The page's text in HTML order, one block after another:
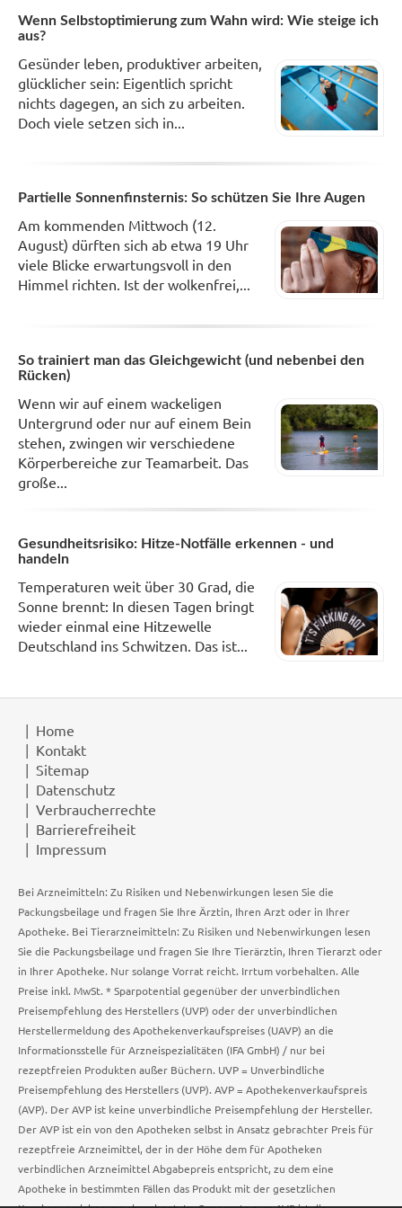
Wenn Selbstoptimierung zum Wahn wird: Wie steige ich
aus?
Gesünder leben, produktiver arbeiten,
glücklicher sein: Eigentlich spricht
nichts dagegen, an sich zu arbeiten.
Doch viele setzen sich in...
Partielle Sonnenfinsternis: So schützen Sie Ihre Augen
Am kommenden Mittwoch (12.
August) dürften sich ab etwa 19 Uhr
viele Blicke erwartungsvoll in den
Himmel richten. Ist der wolkenfrei,...
So trainiert man das Gleichgewicht (und nebenbei den
Rücken)
Wenn wir auf einem wackeligen
Untergrund oder nur auf einem Bein
stehen, zwingen wir verschiedene
Körperbereiche zur Teamarbeit. Das
große...
Gesundheitsrisiko: Hitze-Notfälle erkennen - und
handeln
Temperaturen weit über 30 Grad, die
Sonne brennt: In diesen Tagen bringt
wieder einmal eine Hitzewelle
Deutschland ins Schwitzen. Das ist...
Home
Kontakt
Sitemap
Datenschutz
Verbraucherrechte
Barrierefreiheit
Impressum
Bei Arzneimitteln: Zu Risiken und Nebenwirkungen lesen Sie die
Packungsbeilage und fragen Sie Ihre Ärztin, Ihren Arzt oder in Ihrer
Apotheke. Bei Tierarzneimitteln: Zu Risiken und Nebenwirkungen lesen
Sie die Packungsbeilage und fragen Sie Ihre Tierärztin, Ihren Tierarzt oder
in Ihrer Apotheke. Nur solange Vorrat reicht. Irrtum vorbehalten. Alle
Preise inkl. MwSt. * Sparpotential gegenüber der unverbindlichen
Preisempfehlung des Herstellers (UVP) oder der unverbindlichen
Herstellermeldung des Apothekenverkaufspreises (UAVP) an die
Informationsstelle für Arzneispezialitäten (IFA GmbH) / nur bei
rezeptfreien Produkten außer Büchern. UVP = Unverbindliche
Preisempfehlung des Herstellers (UVP). AVP = Apothekenverkaufspreis
(AVP). Der AVP ist keine unverbindliche Preisempfehlung der Hersteller.
Der AVP ist ein von den Apotheken selbst in Ansatz gebrachter Preis für
rezeptfreie Arzneimittel, der in der Höhe dem für Apotheken
verbindlichen Arzneimittel Abgabepreis entspricht, zu dem eine
Apotheke in bestimmten Fällen das Produkt mit der gesetzlichen